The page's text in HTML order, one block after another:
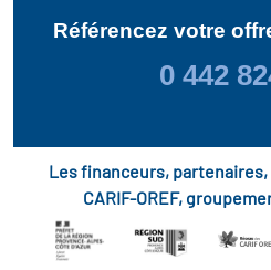
Référencez votre
0 442
Les financeurs,
CARIF-OREF,